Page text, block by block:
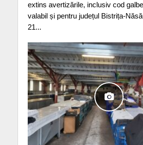
extins avertizările, inclusiv cod
valabil și pentru județul Bistrița-
21...